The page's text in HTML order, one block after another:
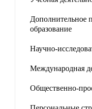
Дополнительное
образование
Научно-
Международная
Общественно-